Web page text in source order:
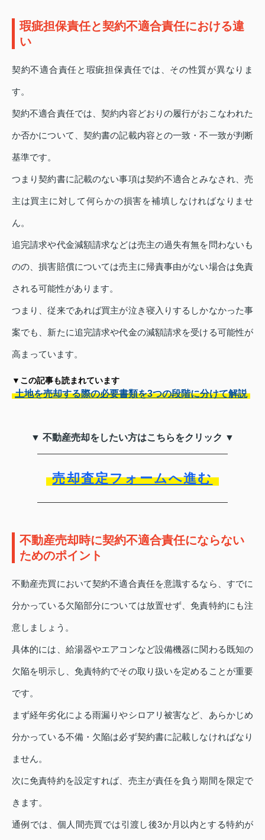
瑕疵担保責任と契約不適合責任における違
い
契約不適合責任と瑕疵担保責任では、その性質が異なりま
す。
契約不適合責任では、契約内容どおりの履行がおこなわれた
か否かについて、契約書の記載内容との一致・不一致が判断
基準です。
つまり契約書に記載のない事項は契約不適合とみなされ、売
主は買主に対して何らかの損害を補填しなければなりませ
ん。
追完請求や代金減額請求などは売主の過失有無を問わないも
のの、損害賠償については売主に帰責事由がない場合は免責
される可能性があります。
つまり、従来であれば買主が泣き寝入りするしかなかった事
案でも、新たに追完請求や代金の減額請求を受ける可能性が
高まっています。
▼この記事も読まれています
土地を売却する際の必要書類を3つの段階に分けて解説
▼ 不動産売却をしたい方はこちらをクリック ▼
売却査定フォームへ進む
不動産売却時に契約不適合責任にならない
ためのポイント
不動産売買において契約不適合責任を意識するなら、すでに
分かっている欠陥部分については放置せず、免責特約にも注
意しましょう。
具体的には、給湯器やエアコンなど設備機器に関わる既知の
欠陥を明示し、免責特約でその取り扱いを定めることが重要
です。
まず経年劣化による雨漏りやシロアリ被害など、あらかじめ
分かっている不備・欠陥は必ず契約書に記載しなければなり
ません。
次に免責特約を設定すれば、売主が責任を負う期間を限定で
きます。
通例では、個人間売買では引渡し後3か月以内とする特約が